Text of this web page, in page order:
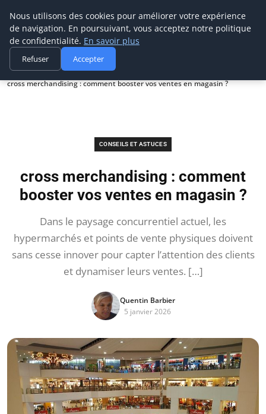
Prospection Pro
Accueil
Conseils et astuces
cross merchandising : comment booster vos ventes en magasin ?
CONSEILS ET ASTUCES
cross merchandising : comment
booster vos ventes en magasin ?
Dans le paysage concurrentiel actuel, les
hypermarchés et points de vente physiques doivent
sans cesse innover pour capter l’attention des clients
et dynamiser leurs ventes. […]
Quentin Barbier
5 janvier 2026
Nous utilisons des cookies pour améliorer votre expérience
de navigation. En poursuivant, vous acceptez notre politique
de confidentialité. En savoir plus
Refuser Accepter